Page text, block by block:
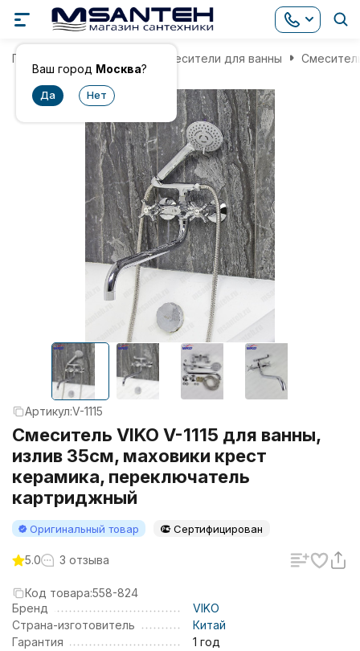
Ваш город Москва?
Главная Смесители для ванны
Артикул:V-1115
Смеситель VIKO V-1115 для ванны,
излив 35см, маховики крест
керамика, переключатель
картриджный
Оригинальный товар Сертифицирован
5.0 3 отзыва
Код товара:558-824
Бренд
VIKO
Страна-изготовитель
Китай
Гарантия
1 год